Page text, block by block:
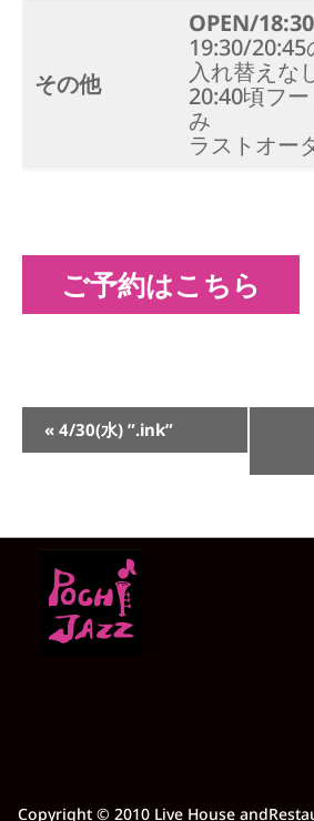
その他
OPEN/18:30
19:30/
入れ替えな
20:40頃フ
み
ラストオー
ご予約はこちら
イ
ベ
ビ
« 4/30(水) ”.ink”
Copyright © 2010 Live House